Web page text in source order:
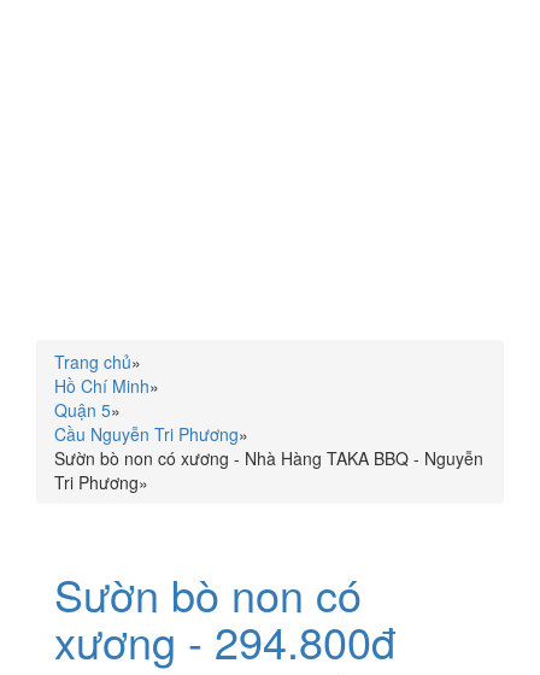
Trang chủ»
Hồ Chí Minh»
Quận 5»
Cầu Nguyễn Tri Phương»
Sườn bò non có xương - Nhà Hàng TAKA BBQ - Nguyễn
Tri Phương»
Sườn bò non có
xương - 294.800đ